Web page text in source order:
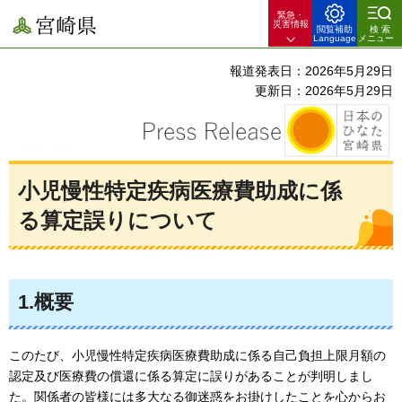
宮崎県
緊急・
災害情報
閲覧補助
Language
検索
メニュー
報道発表日：2026年5月29日
更新日：2026年5月29日
小児慢性特定疾病医療費助成に係
る算定誤りについて
1.概要
このたび、小児慢性特定疾病医療費助成に係る自己負担上限月額の
認定及び医療費の償還に係る算定に誤りがあることが判明しまし
た。関係者の皆様には多大なる御迷惑をお掛けしたことを心からお